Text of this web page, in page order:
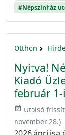
#Népszínház
Otthon
Nyitva!
Kiadó
február
event_available Utolsó
november 28.)